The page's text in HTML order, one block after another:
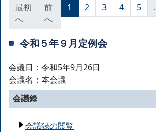
最初
へ
前
へ
1 2 3 4 5
令和５年９月定例会
会議日：令和5年9月26日
会議名：本会議
会議録
会議録の閲覧